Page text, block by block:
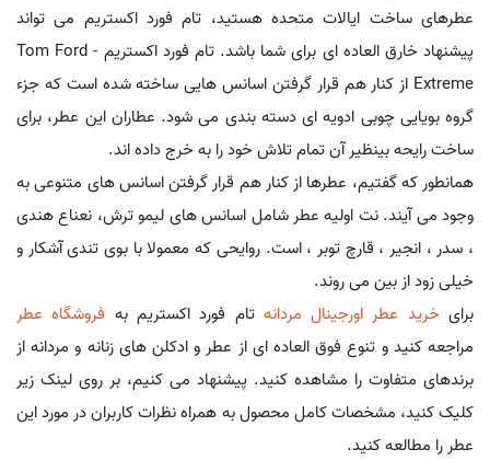
عطرهای ساخت ایالات متحده هستید، تام فورد اکستریم می تواند
پیشنهاد خارق العاده ای برای شما باشد. تام فورد اکستریم - Tom Ford
Extreme از کنار هم قرار گرفتن اسانس هایی ساخته شده است که جزء
گروه بویایی چوبی ادویه ای دسته بندی می شود. عطاران این عطر، برای
ساخت رایحه بینظیر آن تمام تلاش خود را به خرج داده اند.
همانطور که گفتیم، عطرها از کنار هم قرار گرفتن اسانس های متنوعی به
وجود می آیند. نت اولیه عطر شامل اسانس های لیمو ترش، نعناع هندی
، سدر ، انجیر ، قارچ توبر ، است. روایحی که معمولا با بوی تندی آشکار و
خیلی زود از بین می روند.
برایخرید عطر اورجینال مردانه تام فورد اکستریم به فروشگاه عطر
مراجعه کنید و تنوع فوق العاده ای از عطر و ادکلن های زنانه و مردانه از
برندهای متفاوت را مشاهده کنید. پیشنهاد می کنیم، بر روی لینک زیر
کلیک کنید، مشخصات کامل محصول به همراه نظرات کاربران در مورد این
عطر را مطالعه کنید.